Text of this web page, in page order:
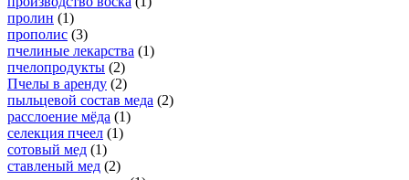
пролин (1)
прополис (3)
пчелиные лекарства (1)
пчелопродукты (2)
Пчелы в аренду (2)
пыльцевой состав меда (2)
расслоение мёда (1)
селекция пчеел (1)
сотовый мед (1)
ставленый мед (2)